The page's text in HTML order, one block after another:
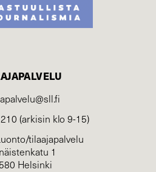
(arkisin klo 9-15)
tilaajapalvelu
1
Helsinki